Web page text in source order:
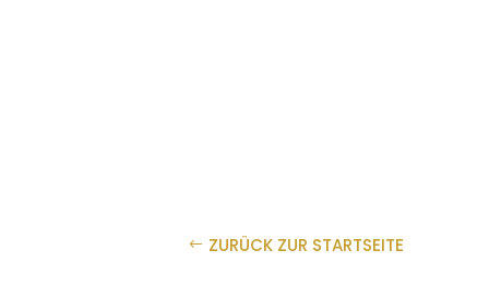
ZURÜCK ZUR STARTSEITE